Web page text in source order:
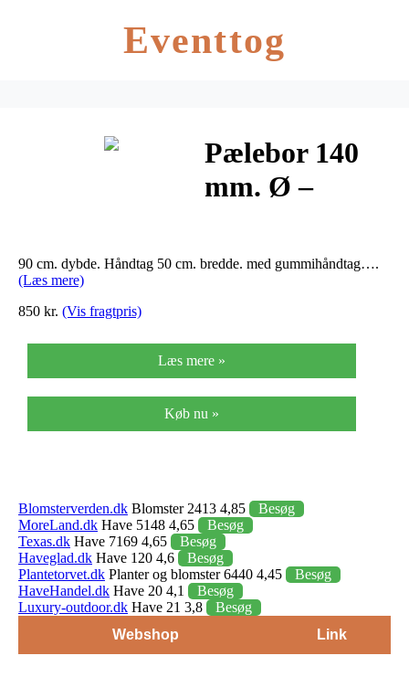
Eventtog
Pælebor 140
mm. Ø –
mm. Ø
90 cm. dybde. Håndtag 50 cm. bredde. med gummihåndtag….
(Læs mere)
850 kr. (Vis fragtpris)
Læs mere »
Køb nu »
Blomsterverden.dk Blomster 2413 4,85
Besøg
MoreLand.dk Have 5148 4,65
Besøg
Texas.dk Have 7169 4,65
Besøg
Haveglad.dk Have 120 4,6
Besøg
Plantetorvet.dk Planter og blomster 6440 4,45
Besøg
HaveHandel.dk Have 20 4,1
Besøg
Luxury-outdoor.dk Have 21 3,8
Besøg
Webshop
Link